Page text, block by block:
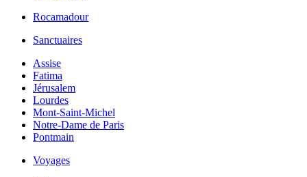
Rocamadour
Sanctuaires
Assise
Fatima
Jérusalem
Lourdes
Mont-Saint-Michel
Notre-Dame de Paris
Pontmain
Voyages